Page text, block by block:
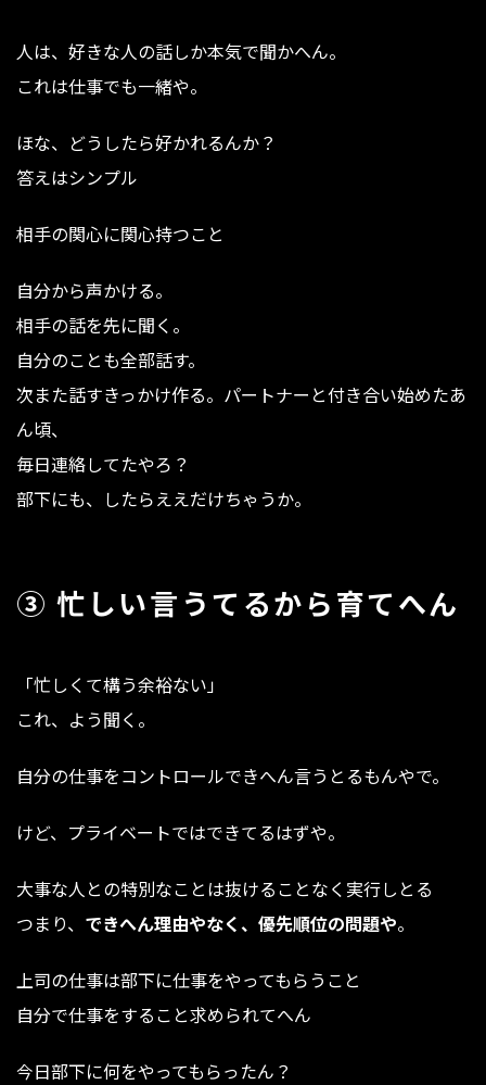
人は、好きな人の話しか本気で聞かへん。
これは仕事でも一緒や。
ほな、どうしたら好かれるんか？
答えはシンプル
相手の関心に関心持つこと
自分から声かける。
相手の話を先に聞く。
自分のことも全部話す。
次また話すきっかけ作る。パートナーと付き合い始めたあ
ん頃、
毎日連絡してたやろ？
部下にも、したらええだけちゃうか。
③ 忙しい言うてるから育てへん
「忙しくて構う余裕ない」
これ、よう聞く。
自分の仕事をコントロールできへん言うとるもんやで。
けど、プライベートではできてるはずや。
大事な人との特別なことは抜けることなく実行しとる
つまり、 できへん理由やなく、優先順位の問題や。
上司の仕事は部下に仕事をやってもらうこと
自分で仕事をすること求められてへん
今日部下に何をやってもらったん？